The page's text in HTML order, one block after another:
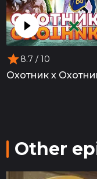
8.7 / 10
Охотник х
Other